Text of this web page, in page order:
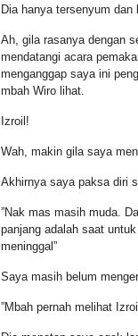
Dia hanya tersenyum dan
Ah, gila rasanya dengan
mendatangi acara
menganggap saya ini
mbah Wiro lihat.
Izroil!
Wah, makin gila saya
Akhirnya saya paksa diri
”Nak mas masih muda.
panjang adalah saat
meninggal”
Saya masih belum
”Mbah pernah melihat